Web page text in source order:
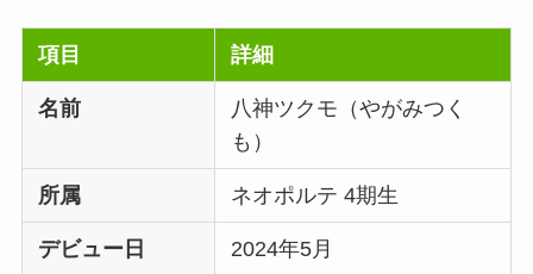
項目 詳細
名前
八神ツクモ（やがみつく
も）
所属 ネオポルテ 4期生
デビュー日 2024年5月